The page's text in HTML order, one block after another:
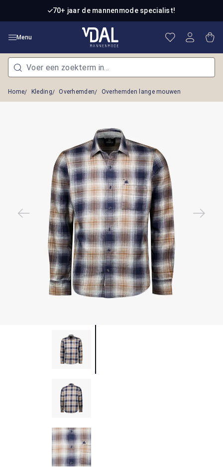
Ga naar de hoofdinhoud70+ jaar de mannenmode specialist!
Menu Je hebt 0
Home Kleding Overhemden Overhemden lange mouwen